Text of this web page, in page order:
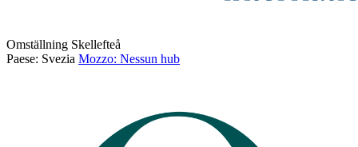
Omställning Skellefteå
Paese: Svezia Mozzo: Nessun hub